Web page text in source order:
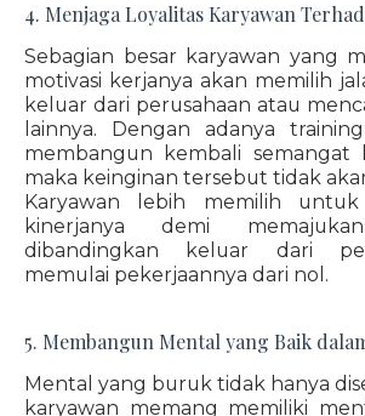
4. Menjaga Loyalitas Karyawan
Sebagian besar karyawan yang
motivasi kerjanya akan memilih
keluar dari perusahaan atau
lainnya. Dengan adanya
membangun kembali semangat
maka keinginan tersebut tidak
Karyawan lebih memilih untuk
kinerjanya demi
dibandingkan keluar dari
memulai pekerjaannya dari nol.
5. Membangun Mental yang Baik
Mental yang buruk tidak hanya
karyawan memang memiliki